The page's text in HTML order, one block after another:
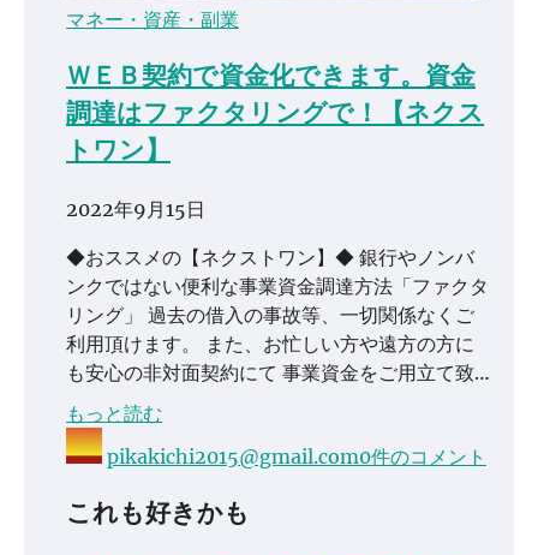
マネー・資産・副業
ＷＥＢ契約で資金化できます。資金
調達はファクタリングで！【ネクス
トワン】
2022年9月15日
◆おススメの【ネクストワン】◆ 銀行やノンバ
ンクではない便利な事業資金調達方法「ファクタ
リング」 過去の借入の事故等、一切関係なくご
利用頂けます。 また、お忙しい方や遠方の方に
も安心の非対面契約にて 事業資金をご用立て致…
もっと読む
pikakichi2015@gmail.com0件のコメント
これも好きかも